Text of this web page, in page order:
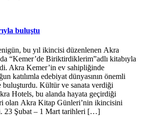
buluştu
bu yıl ikincisi düzenlenen Akra
“Kemer’de Biriktirdiklerim”adlı kitabıyla
Akra Kemer’in ev sahipliğinde
katılımla edebiyat dünyasının önemli
Kültür ve sanata verdiği
Hotels, bu alanda hayata geçirdiği
olan Akra Kitap Günleri’nin ikincisini
23 Şubat – 1 Mart tarihleri […]